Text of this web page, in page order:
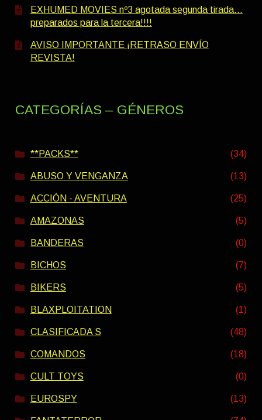
EXHUMED MOVIES nº3 agotada segunda tirada…
preparados para la tercera!!!!
AVISO IMPORTANTE ¡RETRASO ENVÍO
REVISTA!
CATEGORÍAS – GÉNEROS
**PACKS** (34)
ABUSO Y VENGANZA (13)
ACCIÓN - AVENTURA (25)
AMAZONAS (5)
BANDERAS (0)
BICHOS (7)
BIKERS (5)
BLAXPLOITATION (1)
CLASIFICADA S (48)
COMANDOS (18)
CULT TOYS (0)
EUROSPY (13)